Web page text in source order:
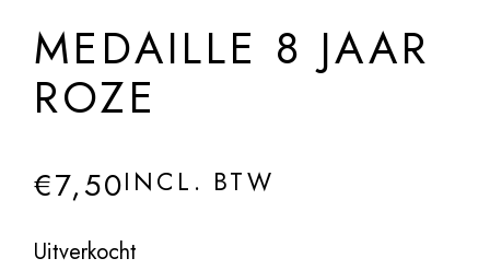
MEDAILLE 8 JAAR
ROZE
€7,50INCL. BTW
Uitverkocht